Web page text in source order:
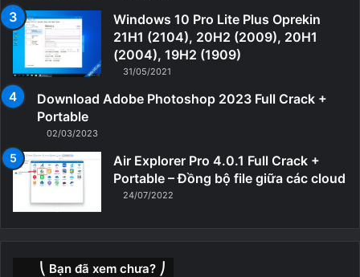
Windows 10 Pro Lite Plus Oprekin
21H1 (2104), 20H2 (2009), 20H1
(2004), 19H2 (1909)
31/05/2021
Download Adobe Photoshop 2023 Full Crack +
Portable
02/03/2023
Air Explorer Pro 4.0.1 Full Crack +
Portable – Đồng bộ file giữa các cloud
24/07/2022
⎝ Bạn đã xem chưa? ⎠